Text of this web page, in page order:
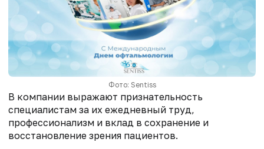
Фото: Sentiss
В компании выражают признательность
специалистам за их ежедневный труд,
профессионализм и вклад в сохранение и
восстановление зрения пациентов.